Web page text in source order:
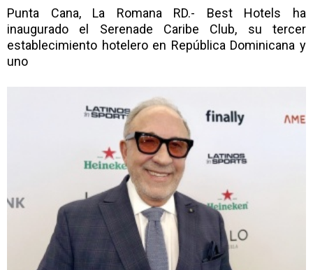
Punta Cana, La Romana RD.- Best Hotels ha
inaugurado el Serenade Caribe Club, su tercer
establecimiento hotelero en República Dominicana y
uno